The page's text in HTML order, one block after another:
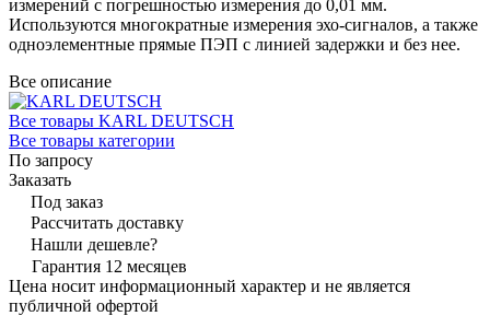
измерений с погрешностью измерения до 0,01 мм.
Используются многократные измерения эхо-сигналов, а также
одноэлементные прямые ПЭП с линией задержки и без нее.
Все описание
Все товары KARL DEUTSCH
Все товары категории
По запросу
Заказать
Под заказ
Рассчитать доставку
Нашли дешевле?
Гарантия 12 месяцев
Цена носит информационный характер и не является
публичной офертой